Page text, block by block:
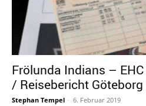
Frölunda Indians –
/ Reisebericht Göteborg
Stephan Tempel - 6. Februar 2019